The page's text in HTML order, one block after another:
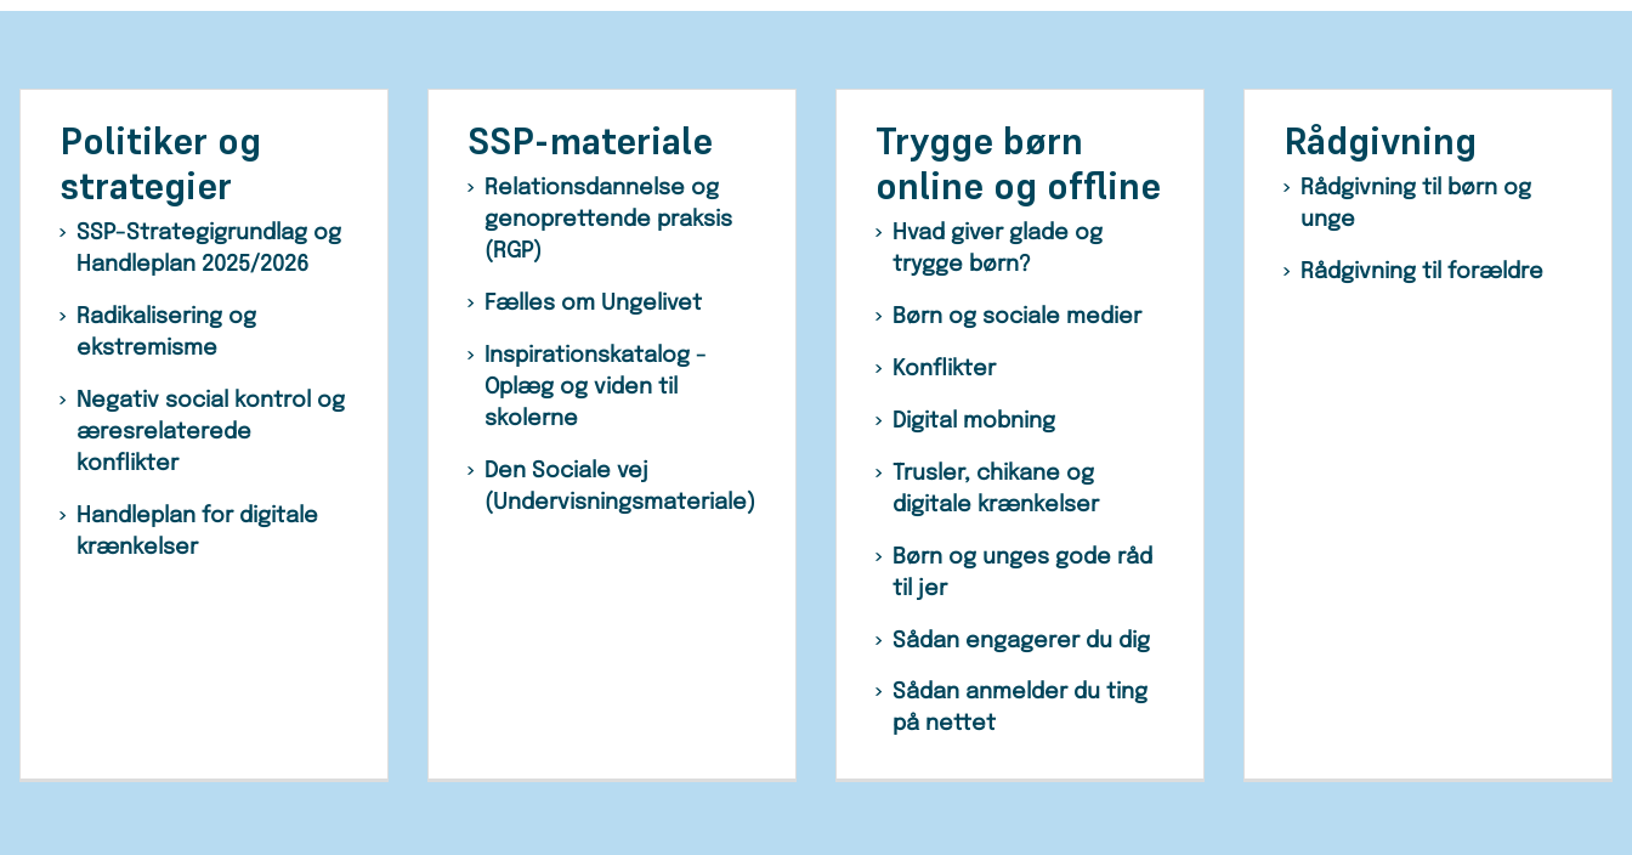
Politiker og
strategier
SSP-Strategigrundlag og
Handleplan 2025/2026
Radikalisering og
ekstremisme
Negativ social kontrol og
æresrelaterede
konflikter
Handleplan for digitale
krænkelser
SSP-materiale
Relationsdannelse og
genoprettende praksis
(RGP)
Fælles om Ungelivet
Inspirationskatalog -
Oplæg og viden til
skolerne
Den Sociale vej
(Undervisningsmateriale)
Trygge børn
online og offline
Hvad giver glade og
trygge børn?
Børn og sociale medier
Konflikter
Digital mobning
Trusler, chikane og
digitale krænkelser
Børn og unges gode råd
til jer
Sådan engagerer du dig
Sådan anmelder du ting
på nettet
Rådgivning
Rådgivning til børn og
unge
Rådgivning til forældre